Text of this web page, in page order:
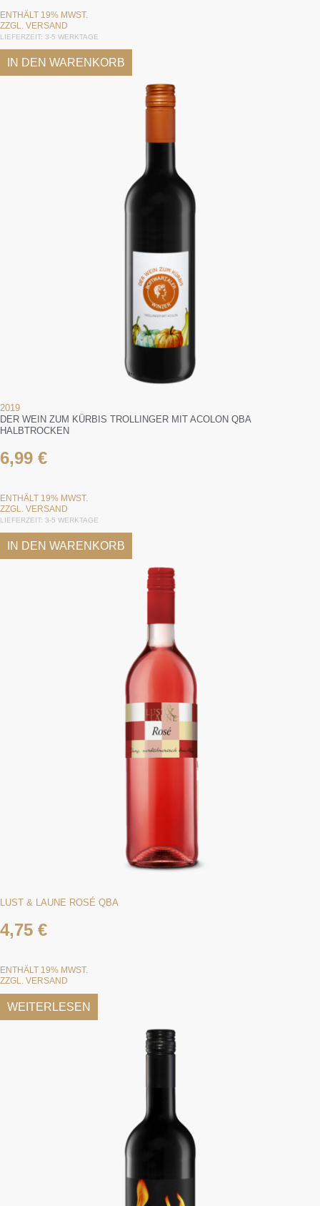
ENTHÄLT 19% MWST.
ZZGL. VERSAND
LIEFERZEIT: 3-5 WERKTAGE
IN DEN WARENKORB
2019
DER WEIN ZUM KÜRBIS TROLLINGER MIT ACOLON QBA
HALBTROCKEN
6,99 €
ENTHÄLT 19% MWST.
ZZGL. VERSAND
LIEFERZEIT: 3-5 WERKTAGE
IN DEN WARENKORB
LUST & LAUNE ROSÉ QBA
4,75 €
ENTHÄLT 19% MWST.
ZZGL. VERSAND
WEITERLESEN